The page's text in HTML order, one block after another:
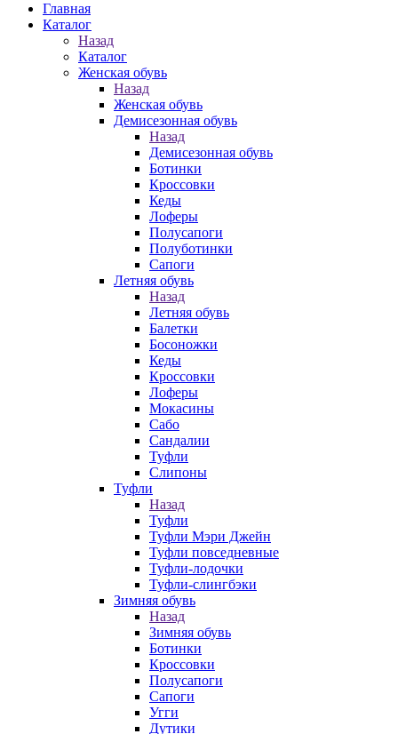
Главная
Каталог
Назад
Каталог
Женская обувь
Назад
Женская обувь
Демисезонная обувь
Назад
Демисезонная обувь
Ботинки
Кроссовки
Кеды
Лоферы
Полусапоги
Полуботинки
Сапоги
Летняя обувь
Назад
Летняя обувь
Балетки
Босоножки
Кеды
Кроссовки
Лоферы
Мокасины
Сабо
Сандалии
Туфли
Слипоны
Туфли
Назад
Туфли
Туфли Мэри Джейн
Туфли повседневные
Туфли-лодочки
Туфли-слингбэки
Зимняя обувь
Назад
Зимняя обувь
Ботинки
Кроссовки
Полусапоги
Сапоги
Угги
Дутики